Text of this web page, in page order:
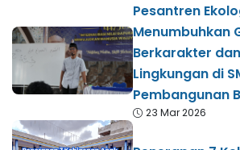
Pesantren
Menumbuhkan
Berkarakter
Lingkungan di
Pembangunan
23 Mar 2026